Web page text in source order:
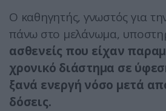
Ο καθηγητής, γνωστός για
πάνω στο μελάνωμα,
ασθενείς που είχαν
χρονικό διάστημα σε
ξανά ενεργή νόσο μετά
δόσεις.